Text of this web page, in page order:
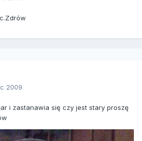
2009
i zastanawia się czy jest stary proszę